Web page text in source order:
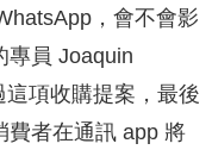
，會不會影
專員 Joaquin
項收購提案，最後
費者在通訊 app 將